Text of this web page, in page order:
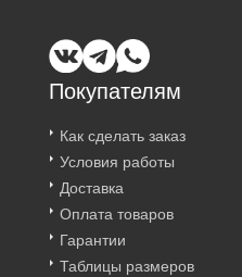
Покупателям
Как сделать заказ
Условия работы
Доставка
Оплата товаров
Гарантии
Таблицы размеров